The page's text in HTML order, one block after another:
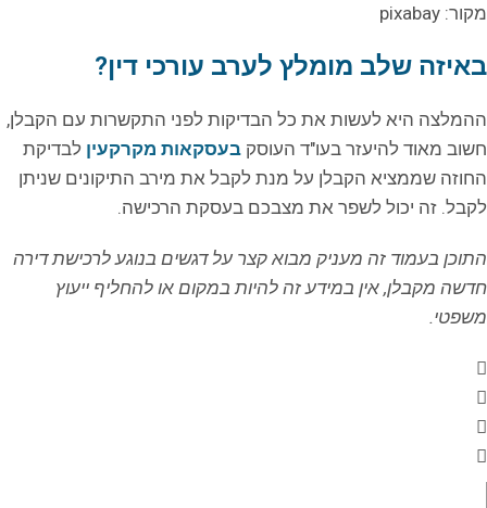
מקור: pixabay
באיזה שלב מומלץ לערב עורכי דין?
ההמלצה היא לעשות את כל הבדיקות לפני התקשרות עם הקבלן,
חשוב מאוד להיעזר בעו"ד העוסק בעסקאות מקרקעין לבדיקת
החוזה שממציא הקבלן על מנת לקבל את מירב התיקונים שניתן
לקבל. זה יכול לשפר את מצבכם בעסקת הרכישה.
התוכן בעמוד זה מעניק מבוא קצר על דגשים בנוגע לרכישת דירה
חדשה מקבלן, אין במידע זה להיות במקום או להחליף ייעוץ
משפטי.